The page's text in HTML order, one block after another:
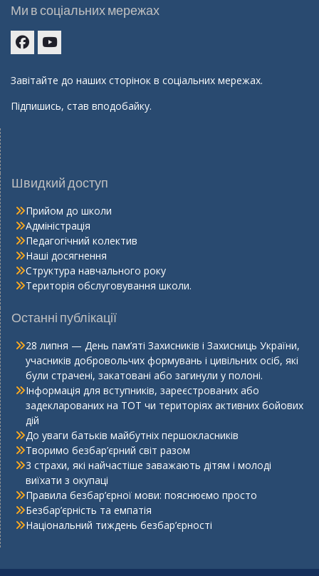
Ми в соціальних мережах
Завітайте до наших сторінок в соціальних мережах.
Підпишись, став вподобайку.
Швидкий доступ
Прийом до школи
Адміністрація
Педагогічний колектив
Наші досягнення
Структура навчального року
Територія обслуговування школи.
Останні публікації
28 липня — День пам’яті Захисників і Захисниць України,
учасників добровольчих формувань і цивільних осіб, які
були страчені, закатовані або загинули у полоні.
Інформація для вступників, зареєстрованих або
задекларованих на ТОТ чи територіях активних бойових
дій
До уваги батьків майбутніх першокласників
Творимо безбар’єрний світ разом
3 страхи, які найчастіше заважають дітям і молоді
виїхати з окупаці
Правила безбар’єрної мови: пояснюємо просто
Безбар’єрність та емпатія
Національний тиждень безбар’єрності